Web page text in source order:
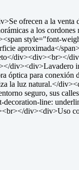
ofrecen a la venta
a los cordones
style="font-
aproximada</
div><div><br></
div><div>Lavadero
óptica para conexión
la luz natural.</
seguro, sus
line:
div><div>Uso